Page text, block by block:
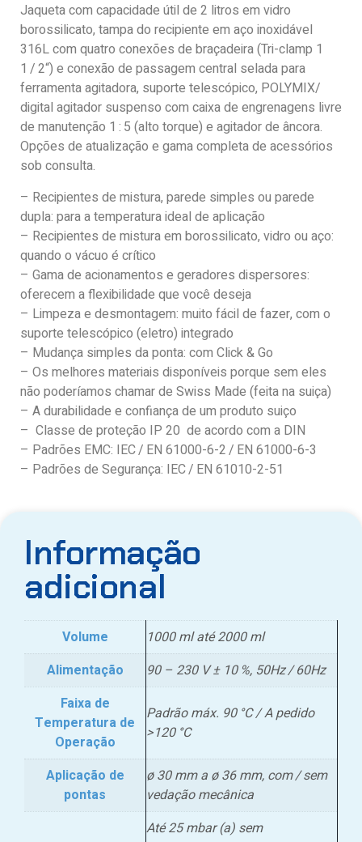
Jaqueta com capacidade útil de 2 litros em vidro
borossilicato, tampa do recipiente em aço inoxidável
316L com quatro conexões de braçadeira (Tri-clamp 1
1 / 2“) e conexão de passagem central selada para
ferramenta agitadora, suporte telescópico, POLYMIX/
digital agitador suspenso com caixa de engrenagens livre
de manutenção 1 : 5 (alto torque) e agitador de âncora.
Opções de atualização e gama completa de acessórios
sob consulta.
– Recipientes de mistura, parede simples ou parede
dupla: para a temperatura ideal de aplicação
– Recipientes de mistura em borossilicato, vidro ou aço:
quando o vácuo é crítico
– Gama de acionamentos e geradores dispersores:
oferecem a flexibilidade que você deseja
– Limpeza e desmontagem: muito fácil de fazer, com o
suporte telescópico (eletro) integrado
– Mudança simples da ponta: com Click & Go
– Os melhores materiais disponíveis porque sem eles
não poderíamos chamar de Swiss Made (feita na suiça)
– A durabilidade e confiança de um produto suiço
– Classe de proteção IP 20 de acordo com a DIN
– Padrões EMC: IEC / EN 61000-6-2 / EN 61000-6-3
– Padrões de Segurança: IEC / EN 61010-2-51
Informação
adicional
Volume
1000 ml até 2000 ml
Alimentação
90 – 230 V ± 10 %, 50Hz / 60Hz
Faixa de
Temperatura de
Operação
Padrão máx. 90 °C / A pedido
>120 °C
Aplicação de
pontas
ø 30 mm a ø 36 mm, com / sem
vedação mecânica
Até 25 mbar (a) sem